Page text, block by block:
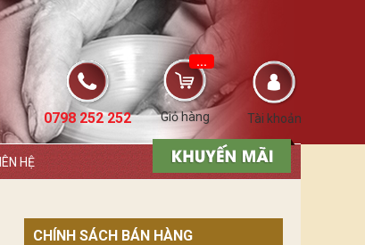
Tài khoản
Giỏ hàng
...
0798 252 252
HỆ
CHÍNH SÁCH BÁN HÀNG